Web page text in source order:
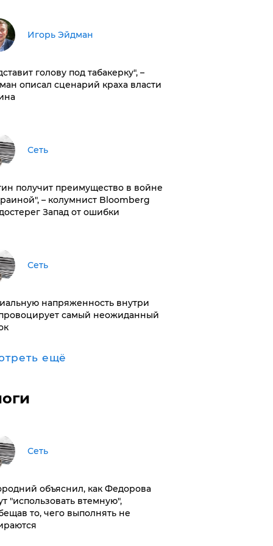
Игорь Эйдман
голову под табакерку", –
описал сценарий краха власти
Сеть
получит преимущество в войне
– колумнист Bloomberg
Запад от ошибки
Сеть
напряженность внутри
самый неожиданный
ещё
Сеть
объяснил, как Федорова
"использовать втемную",
то, чего выполнять не